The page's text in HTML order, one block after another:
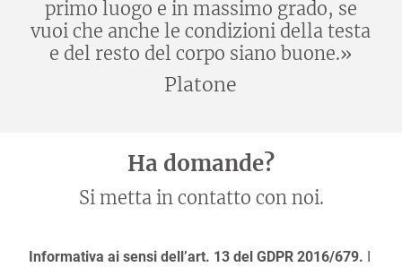
primo luogo e in massimo grado, se
vuoi che anche le condizioni della testa
e del resto del corpo siano buone.»
Platone
Ha domande?
Si metta in contatto con noi.
Informativa ai sensi dell’art. 13 del GDPR 2016/679. I